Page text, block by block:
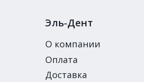
Эль-Дент
О компании
Оплата
Доставка